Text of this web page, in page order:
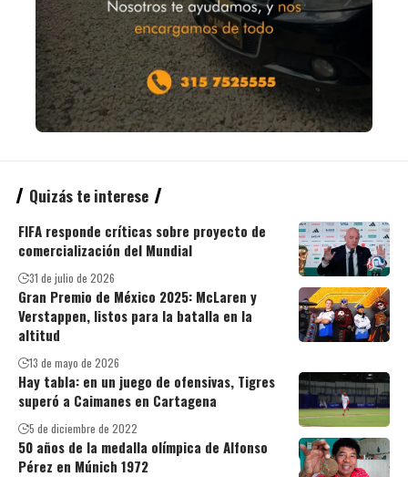
Quizás te interese
FIFA responde críticas sobre proyecto de
comercialización del Mundial
31 de julio de 2026
Gran Premio de México 2025: McLaren y
Verstappen, listos para la batalla en la
altitud
13 de mayo de 2026
Hay tabla: en un juego de ofensivas, Tigres
superó a Caimanes en Cartagena
5 de diciembre de 2022
50 años de la medalla olímpica de Alfonso
Pérez en Múnich 1972